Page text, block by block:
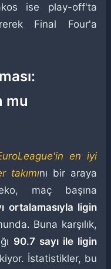
ise play-off'ta
Final Four'a
mu
en iyi
takımını bir araya
maç başına
ortalamasıyla ligin
Buna karşılık,
90.7 sayı ile ligin
İstatistikler, bu